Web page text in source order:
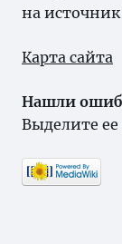
на источник
Карта сайта
Нашли
Выделите